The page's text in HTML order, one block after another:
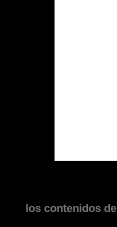
los contenidos de